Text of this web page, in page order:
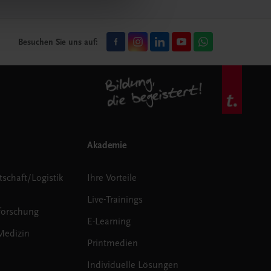
Besuchen Sie uns auf:
Logistik
Akademie
Ihre Vorteile
Live-Trainings
E-Learning
Printmedien
Individuelle Lösungen